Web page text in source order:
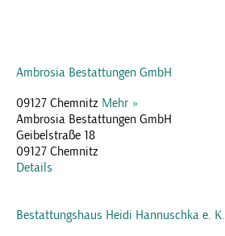
Ambrosia Bestattungen GmbH
09127 Chemnitz Mehr »
Ambrosia Bestattungen GmbH
Geibelstraße 18
09127 Chemnitz
Details
Bestattungshaus Heidi Hannuschka e. K.